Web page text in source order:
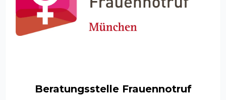
Beratungsstelle Frauennotruf